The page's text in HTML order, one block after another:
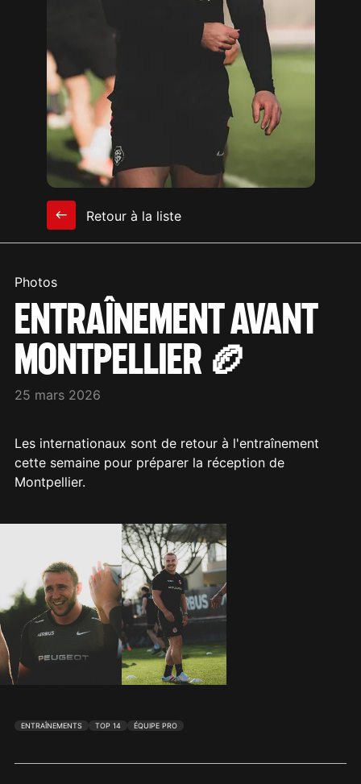
Retour à la liste
Photos
ENTRAÎNEMENT AVANT
MONTPELLIER 🏉
25 mars 2026
Les internationaux sont de retour à l'entraînement
cette semaine pour préparer la réception de
Montpellier.
ENTRAÎNEMENTS TOP 14 ÉQUIPE PRO